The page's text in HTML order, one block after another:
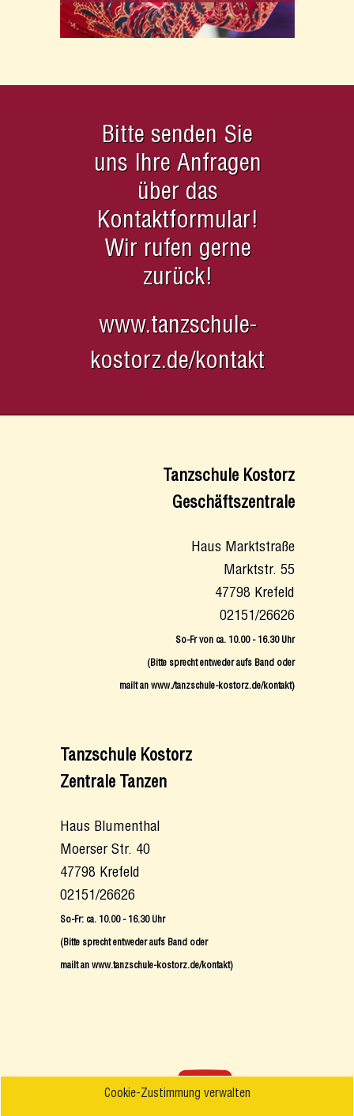
Cookie-Zustimmung verwalten
Bitte senden Sie
uns Ihre Anfragen
über das
Kontaktformular!
Wir rufen gerne
zurück!
www.tanzschule-
kostorz.de/kontakt
Tanzschule Kostorz
Geschäftszentrale
Haus Marktstraße
Marktstr. 55
47798 Krefeld
02151/26626
So-Fr von ca. 10.00 - 16.30 Uhr
(Bitte sprecht entweder aufs Band oder
mailt an www./tanzschule-kostorz.de/kontakt)
Tanzschule Kostorz
Zentrale Tanzen
Haus Blumenthal
Moerser Str. 40
47798 Krefeld
02151/26626
So-Fr: ca. 10.00 - 16.30 Uhr
(Bitte sprecht entweder aufs Band oder
mailt an www.tanzschule-kostorz.de/kontakt)